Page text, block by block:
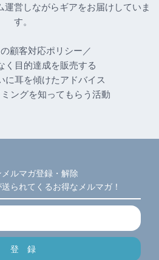
運営しながらギアをお届けしていま
す。
顧客対応ポリシー／
く目的達成を販売する
に耳を傾けたアドバイス
ングを知ってもらう活動
メルマガ登録・解除
られてくるお得なメルマガ！